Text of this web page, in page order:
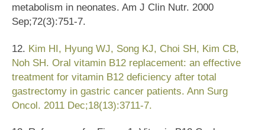
metabolism in neonates. Am J Clin Nutr. 2000
Sep;72(3):751-7.
12. Kim HI, Hyung WJ, Song KJ, Choi SH, Kim CB,
Noh SH. Oral vitamin B12 replacement: an effective
treatment for vitamin B12 deficiency after total
gastrectomy in gastric cancer patients. Ann Surg
Oncol. 2011 Dec;18(13):3711-7.